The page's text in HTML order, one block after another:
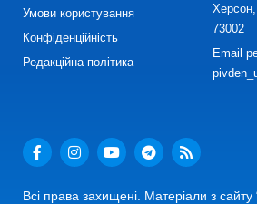
Умови користування
Конфіденційність
Редакційна політика
Херсон,
73002
Email
Всі права захищені. Матеріали з сайту